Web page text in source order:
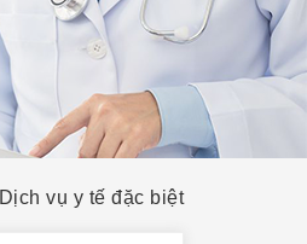
Dịch vụ y tế đặc biệt